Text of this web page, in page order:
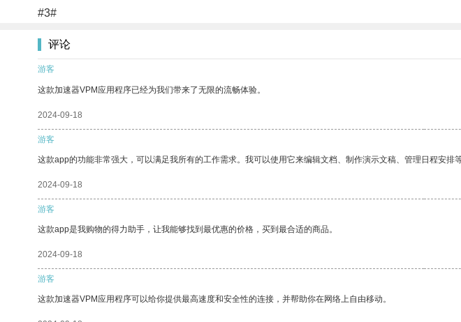
#3#
评论
游客
这款加速器VPM应用程序已经为我们带来了无限的流畅体验。
2024-09-18
游客
这款app的功能非常强大，可以满足我所有的工作需求。我可以使用它来编辑文档、制作演示文稿、管理日程安排等
2024-09-18
游客
这款app是我购物的得力助手，让我能够找到最优惠的价格，买到最合适的商品。
2024-09-18
游客
这款加速器VPM应用程序可以给你提供最高速度和安全性的连接，并帮助你在网络上自由移动。